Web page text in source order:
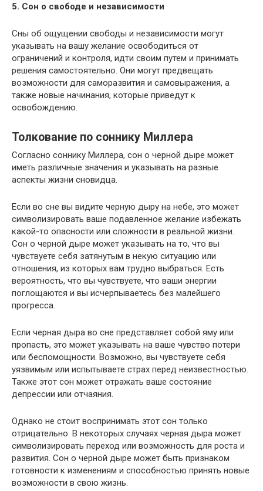
5. Сон о свободе и независимости
Сны об ощущении свободы и независимости могут
указывать на вашу желание освободиться от
ограничений и контроля, идти своим путем и принимать
решения самостоятельно. Они могут предвещать
возможности для саморазвития и самовыражения, а
также новые начинания, которые приведут к
освобождению.
Толкование по соннику Миллера
Согласно соннику Миллера, сон о черной дыре может
иметь различные значения и указывать на разные
аспекты жизни сновидца.
Если во сне вы видите черную дыру на небе, это может
символизировать ваше подавленное желание избежать
какой-то опасности или сложности в реальной жизни.
Сон о черной дыре может указывать на то, что вы
чувствуете себя затянутым в некую ситуацию или
отношения, из которых вам трудно выбраться. Есть
вероятность, что вы чувствуете, что ваши энергии
поглощаются и вы исчерпываетесь без малейшего
прогресса.
Если черная дыра во сне представляет собой яму или
пропасть, это может указывать на ваше чувство потери
или беспомощности. Возможно, вы чувствуете себя
уязвимым или испытываете страх перед неизвестностью.
Также этот сон может отражать ваше состояние
депрессии или отчаяния.
Однако не стоит воспринимать этот сон только
отрицательно. В некоторых случаях черная дыра может
символизировать переход или возможность для роста и
развития. Сон о черной дыре может быть признаком
готовности к изменениям и способностью принять новые
возможности в свою жизнь.